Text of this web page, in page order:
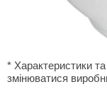
* Характеристики
змінюватися